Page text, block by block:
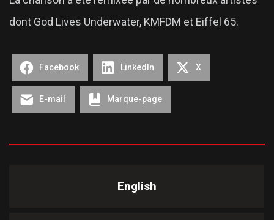
dont God Lives Underwater, KMFDM et Eiffel 65.
Facebook LinkedIn X
E-mail Marque-page
English